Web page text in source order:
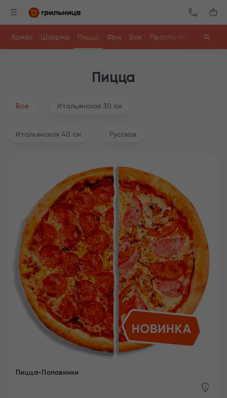
Комбо Шаурма Пицца Фри Вок Просто поесть
Пицца
Все Итальянская 30 см
Итальянская 40 см Русская
Пицца-Половинки